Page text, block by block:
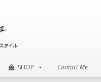
SHOP Contact Me